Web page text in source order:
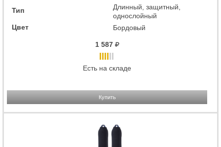
Тип
Длинный, защитный,
однослойный
Цвет
Бордовый
1 587
Есть на складе
Купить